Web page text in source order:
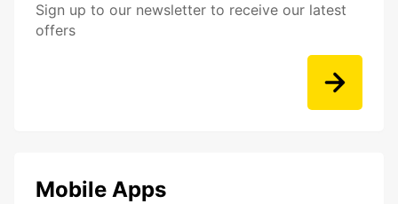
Sign up to our newsletter to receive our latest
offers
Mobile Apps